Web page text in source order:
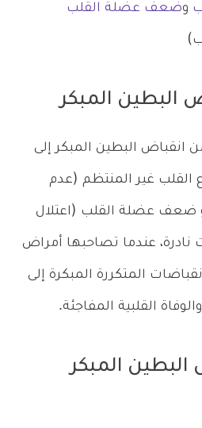
وضعف عضلة القلب
البطين المبكر
انقباض البطين المبكر إلى
القلب غير المنتظم (عدم
ضعف عضلة القلب (اعتلال
عندما تصاحبها أمراض
المتكررة المبكرة إلى
القلبية المفاجئة.
المبكر